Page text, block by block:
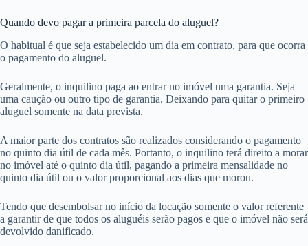
Quando devo pagar a primeira parcela do aluguel?
O habitual é que seja estabelecido um dia em contrato, para que ocorra
o pagamento do aluguel.
Geralmente, o inquilino paga ao entrar no imóvel uma garantia. Seja
uma caução ou outro tipo de garantia. Deixando para quitar o primeiro
aluguel somente na data prevista.
A maior parte dos contratos são realizados considerando o pagamento
no quinto dia útil de cada mês. Portanto, o inquilino terá direito a morar
no imóvel até o quinto dia útil, pagando a primeira mensalidade no
quinto dia útil ou o valor proporcional aos dias que morou.
Tendo que desembolsar no início da locação somente o valor referente
a garantir de que todos os aluguéis serão pagos e que o imóvel não será
devolvido danificado.